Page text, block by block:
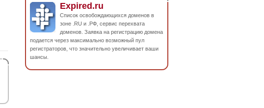
Expired.ru
Список освобождающихся доменов в
зоне .RU и .РФ, сервис перехвата
доменов. Заявка на регистрацию домена
подается через максимально возможный пул
регистраторов, что значительно увеличивает ваши
шансы.